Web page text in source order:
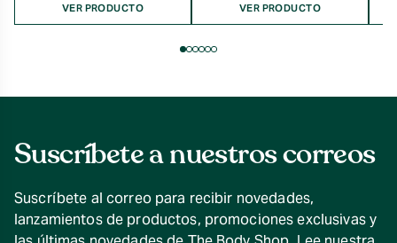
VER PRODUCTO VER PRODUCTO
Suscríbete a nuestros correos
Suscríbete al correo para recibir novedades,
lanzamientos de productos, promociones exclusivas y